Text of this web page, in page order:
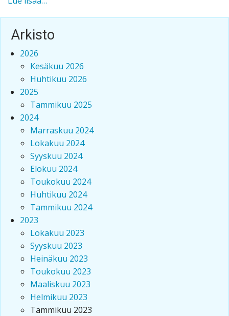
Arkisto
2026
Kesäkuu 2026
Huhtikuu 2026
2025
Tammikuu 2025
2024
Marraskuu 2024
Lokakuu 2024
Syyskuu 2024
Elokuu 2024
Toukokuu 2024
Huhtikuu 2024
Tammikuu 2024
2023
Lokakuu 2023
Syyskuu 2023
Heinäkuu 2023
Toukokuu 2023
Maaliskuu 2023
Helmikuu 2023
Tammikuu 2023